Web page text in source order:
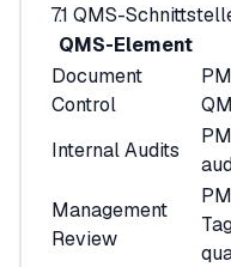
7.1 QMS-
QMS-Element
Document
Control
Internal Audits
Management
Review